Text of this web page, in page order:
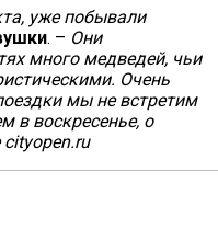
уже побывали
. – Они
много медведей, чьи
Очень
мы не встретим
в воскресенье, о
cityopen.ru